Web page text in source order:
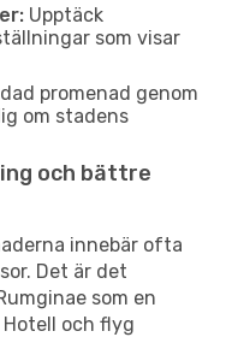
Upptäck
som visar
promenad genom
om stadens
och bättre
innebär ofta
Det är det
som en
och flyg